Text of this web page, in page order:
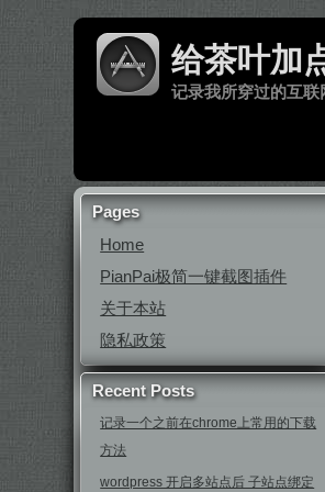
给茶叶加
记录我所穿过的互
Pages
Home
PianPai极简一键截图插件
关于本站
隐私政策
Recent Posts
记录一个之前在chrome上常用的下载
方法
wordpress 开启多站点后 子站点绑定